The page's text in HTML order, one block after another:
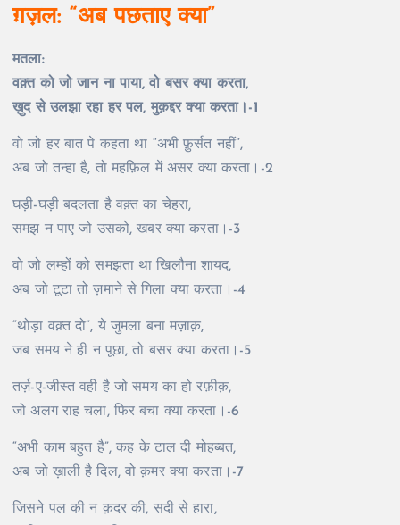
ग़ज़ल: “अब पछताए क्या”
मतला:
वक़्त को जो जान ना पाया, वो बसर क्या करता,
ख़ुद से उलझा रहा हर पल, मुक़द्दर क्या करता।-1
वो जो हर बात पे कहता था “अभी फ़ुर्सत नहीं”,
अब जो तन्हा है, तो महफ़िल में असर क्या करता।-2
घड़ी-घड़ी बदलता है वक़्त का चेहरा,
समझ न पाए जो उसको, खबर क्या करता।-3
वो जो लम्हों को समझता था खिलौना शायद,
अब जो टूटा तो ज़माने से गिला क्या करता।-4
“थोड़ा वक़्त दो”, ये जुमला बना मज़ाक़,
जब समय ने ही न पूछा, तो बसर क्या करता।-5
तर्ज़-ए-जीस्त वही है जो समय का हो रफ़ीक़,
जो अलग राह चला, फिर बचा क्या करता।-6
“अभी काम बहुत है”, कह के टाल दी मोहब्बत,
अब जो ख़ाली है दिल, वो क़मर क्या करता।-7
जिसने पल की न क़दर की, सदी से हारा,